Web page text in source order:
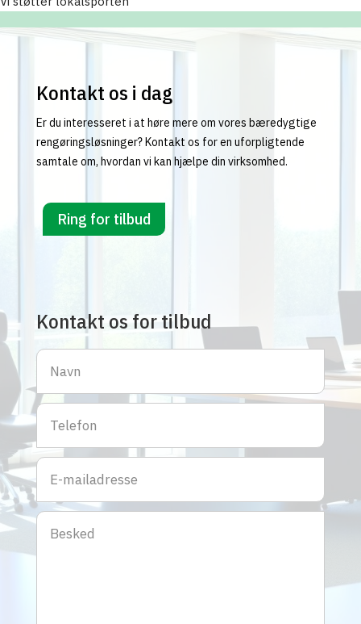
Kontakt os i dag
Er du interesseret i at høre mere om vores bæredygtige
rengøringsløsninger? Kontakt os for en uforpligtende
samtale om, hvordan vi kan hjælpe din virksomhed.
Ring for tilbud
Kontakt os for tilbud